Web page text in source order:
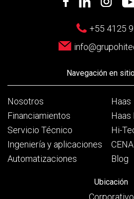
+55 4125
Navegación en
Nosotros
Financiamientos
Servicio Técnico
Ingeniería y aplicaciones
Automatizaciones
Haas
Haas
Hi-
Blog
Ubicación